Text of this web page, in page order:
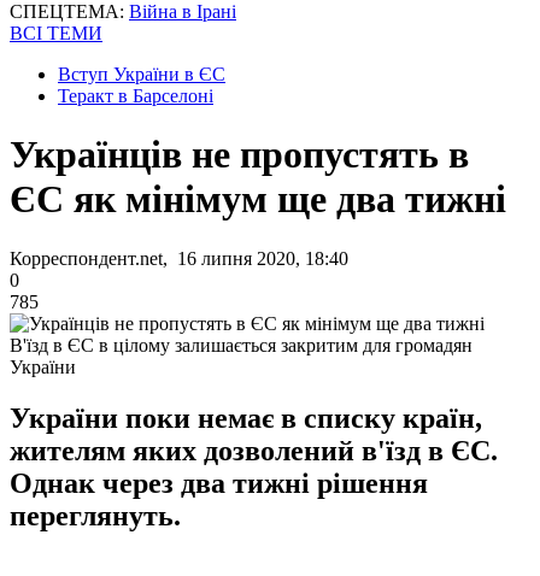
СПЕЦТЕМА: Війна в Ірані
ВСІ ТЕМИ
Вступ України в ЄС
Теракт в Барселоні
Українців не пропустять в
ЄС як мінімум ще два тижні
Корреспондент.net, 16 липня 2020, 18:40
0
785
В'їзд в ЄС в цілому залишається закритим для громадян
України
України поки немає в списку країн,
жителям яких дозволений в'їзд в ЄС.
Однак через два тижні рішення
переглянуть.